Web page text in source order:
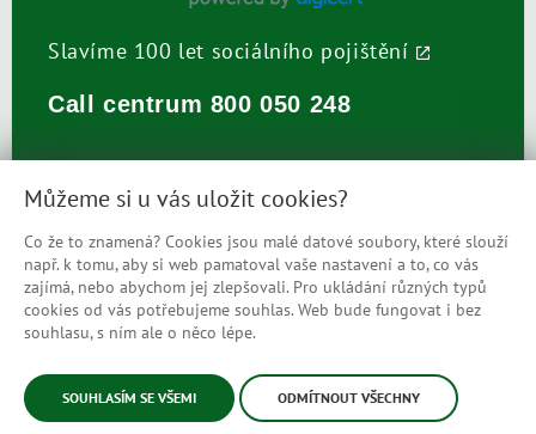
Slavíme 100 let sociálního pojištění
Call centrum 800 050 248
Prohlášení o přístupnosti
Mapa stránek
© Česká správa sociálního zabezpečení
Můžeme si u vás uložit cookies?
Co že to znamená? Cookies jsou malé datové soubory, které slouží
např. k tomu, aby si web pamatoval vaše nastavení a to, co vás
zajímá, nebo abychom jej zlepšovali. Pro ukládání různých typů
cookies od vás potřebujeme souhlas. Web bude fungovat i bez
souhlasu, s ním ale o něco lépe.
SOUHLASÍM SE VŠEMI ODMÍTNOUT VŠECHNY